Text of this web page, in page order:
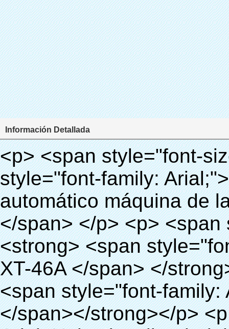
Información Detallada
<p> <span style="font-size: 18px;"> <strong> <span style="font-family: Arial;"> Nombre del producto: automático máquina de la cubierta </span> </strong> </span> </p> <p> <span style="font-size: 18px;"> <strong> <span style="font-family: Arial;"> Modelo no.: XT-46A </span> </strong> </span> </p> <p><strong><span style="font-family: Arial; font-size: 12pt;">&nbsp;</span></strong></p> <p style="border: 0px; font-family: Arial, Helvetica; line-height: 18px; vertical-align: baseline; word-wrap: break-word; color: #333333;"> <span style="margin: 0px; padding: 0px; border: 0px; font-family: Arial; font-size: medium; font-style: inherit; font-weight: bold; line-height: 24px; vertical-align: baseline; color: #000000; background-color: #33cccc;"> Principio de funcionamiento: </span> </p> <p style="border: 0px; font-family: Arial, Helvetica; line-height: 18px; vertical-align: baseline; word-wrap: break-word; color: #333333;"> <span style="margin: 0px; padding: 0px; border: 0px; font-size: inherit; font-style: inherit; font-weight: inherit; line-height: 18px; vertical-align: baseline; color: #000000;"> <span style="margin: 0px; padding: 0px; border: 0px; font-family: Arial; font-size: 10pt; font-style: inherit; font-weight: inherit; line-height: 20px; vertical-align: baseline;"> Esta máquina de la cubierta automática </span> <span style="margin: 0px; padding: 0px; border: 0px; font-family: Arial; font-size: 10pt; font-style: inherit; font-weight: inherit; line-height: 20px; vertical-align: baseline;"> utiliza el principio de que la película retráctil se reducirá a la temperatura apropiada. </span> </span> </p> <p style="border: 0px; font-family: Arial, Helvetica; line-height: 18px; vertical-align: baseline; word-wrap: break-word; color: #333333;"><span style="margin: 0px; padding: 0px; border: 0px; font-size: inherit; font-style: inherit; font-weight: inherit; line-height: 18px; vertical-align: baseline; color: #000000;"><span style="margin: 0px; padding: 0px; border: 0px; font-family: Arial; font-size: 10pt; font-style: inherit; font-weight: inherit; line-height: 20px; vertical-align: baseline;"> Es diferente de la otra máquina de la cubierta. Esta máquina de la cubierta sólo toma unos segundos para dejar que el PVC película volverá cubierta del zapato y cubrir sus zapatos.</span></span></p> <p style="border: 0px; font-family: Arial, Helvetica; line-height: 18px; vertical-align: baseline; word-wrap: break-word; color: #333333;"> <span style="margin: 0px; padding: 0px; border: 0px; font-size: inherit; font-style: inherit; font-weight: inherit; line-height: 18px; vertical-align: baseline; color: #000000;"> Se <span style="margin: 0px; padding: 0px; border: 0px; font-family: Arial; font-size: 10pt; font-style: inherit; font-weight: inherit; line-height: 20px; vertical-align: baseline;"> salidas y corta automáticamente la película y proporcionar aire caliente con control preciso de la temperatura. </span> </span> </p> <p style="border: 0px; font-family: Arial, Helvetica; line-height: 18px; vertical-align: baseline; word-wrap: break-word; color: #333333;"> <span style="margin: 0px; padding: 0px; border: 0px; font-family: Arial; font-size: 10pt; font-style: inherit; font-weight: inherit; line-height: 20px; vertical-align: baseline; color: #000000;"> Puede cubrir zapatos de diferentes tamaños, una capa de película cubrirá la parte inferior del zapato. </span> </p> <p style="border: 0px; font-family: Arial, Helvetica; line-height: 18px; vertical-align: baseline; word-wrap: break-word; color: #333333;">&nbsp;</p> <p style="border: 0px; font-family: Arial, Helvetica; line-height: 18px; vertical-align: baseline; word-wrap: break-word; color: #333333;"> <em> <span style="margin: 0px; padding: 0px; border: 0px; font-family: Arial; font-size: 18px; font-style: inherit; font-weight: inherit; line-height: 27px; vertical-align: baseline; color: #339966;"> Nuestra máquina de la cubierta puede hacer y desgaste cubierta del zapato para usted automaticlly! </span> </em> </p> <p style="border: 0px; font-family: Arial, Helvetica; line-height: 18px; vertical-align: baseline; word-wrap: break-word; color: #333333;"> <em> <span style="margin: 0px; padding: 0px; border: 0px; font-family: Arial; font-size: 18px; font-style: inherit; font-weight: inherit; line-height: 27px; vertical-align: baseline; color: #339966;"> Con el uso de la cubierta del zapato, se puede mantener el piso limpio y evitar la infección cruzada! </span> </em> </p> <p style="border: 0px; font-family: Arial, Helvetica; line-height: 18px; vertical-align: baseline; word-wrap: break-word;